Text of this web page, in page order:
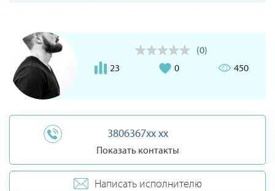
(0)
23
0 450
3806367xx xx
Показать контакты
Написать исполнителю